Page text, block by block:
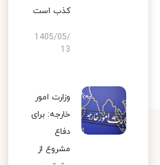
کذب است
1405/05/
13
وزارت امور
خارجه: برای
دفاع
مشروع از